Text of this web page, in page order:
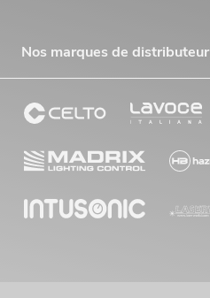
Nos marques de distributeur